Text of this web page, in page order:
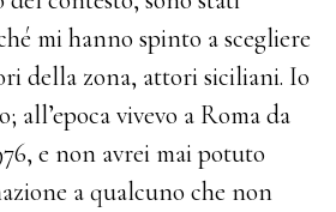
mi hanno spinto a scegliere
della zona, attori siciliani. Io
all’epoca vivevo a Roma da
e non avrei mai potuto
a qualcuno che non